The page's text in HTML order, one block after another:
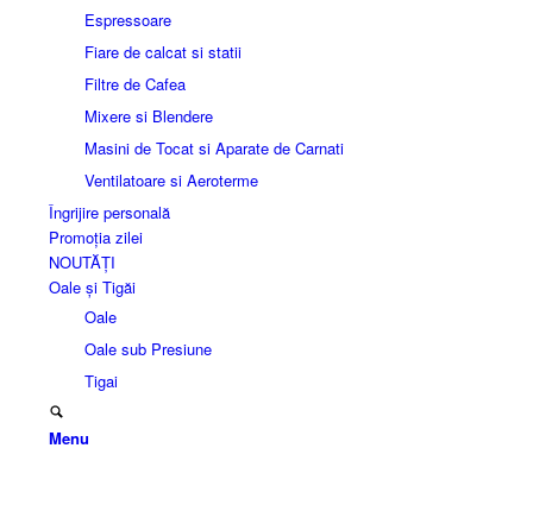
Espressoare
Fiare de calcat si statii
Filtre de Cafea
Mixere si Blendere
Masini de Tocat si Aparate de Carnati
Ventilatoare si Aeroterme
Îngrijire personală
Promoția zilei
NOUTĂȚI
Oale și Tigăi
Oale
Oale sub Presiune
Tigai
Menu